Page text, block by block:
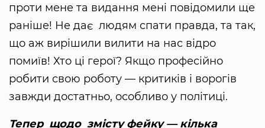
проти мене та видання мені повідомили ще
раніше! Не дає людям спати правда, та так,
що аж вирішили вилити на нас відро
помиїв! Хто ці герої? Якщо професійно
робити свою роботу — критиків і ворогів
завжди достатньо, особливо у політиці.
Тепер щодо змісту фейку — кілька